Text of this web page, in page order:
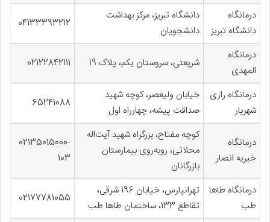
درمانگاه
دانشگاه تبریز
دانشگاه تبریز، مرکز بهداشت
دانشجویان
04133393212
درمانگاه
المهدی
شریعتی، سروستان یکم، پلاک 19 02122842111
درمانگاه رازی
شهریار
خیابان ولیعصر، کوچه شهید
صداقت پیشه، چهارراه اول
65241088
درمانگاه
خیریه انصار
کوچه مفتاح، بزرگراه شهید آیت‌اله
محلاتی، روبه‌روی بیمارستان
بازرگانان
02135015000-
103
درمانگاه طاها
طب
تهرانپارس، خیابان 196 شرقی،
تقاطع 133، ساختمان طاها طب
02177781055